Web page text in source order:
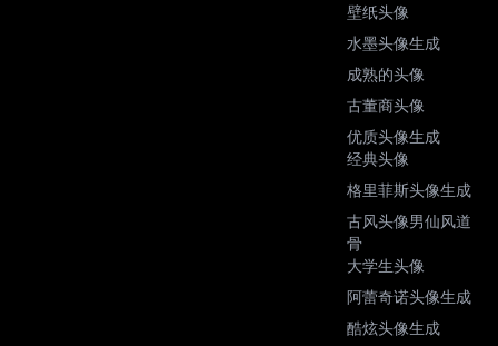
壁纸头像
水墨头像生成
成熟的头像
古董商头像
优质头像生成
经典头像
格里菲斯头像生成
古风头像男仙风道
骨
大学生头像
阿蕾奇诺头像生成
酷炫头像生成